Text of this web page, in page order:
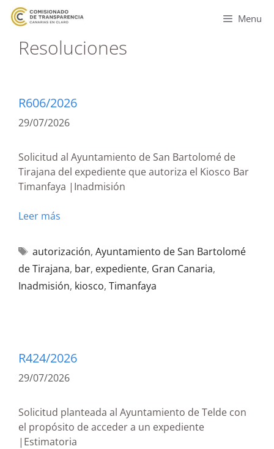
Menu
Resoluciones
R606/2026
29/07/2026
Solicitud al Ayuntamiento de San Bartolomé de
Tirajana del expediente que autoriza el Kiosco Bar
Timanfaya |Inadmisión
Leer más
autorización, Ayuntamiento de San Bartolomé
de Tirajana, bar, expediente, Gran Canaria,
Inadmisión, kiosco, Timanfaya
R424/2026
29/07/2026
Solicitud planteada al Ayuntamiento de Telde con
el propósito de acceder a un expediente
|Estimatoria